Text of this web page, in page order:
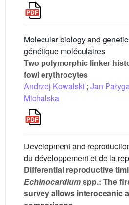
Molecular biology and
génétique moléculaires
Two polymorphic linker
fowl erythrocytes
Andrzej Kowalski ; Jan
Michalska
Development and
du développement et de la
Differential reproductive
Echinocardiumspp.: The
survey allows interoceanic